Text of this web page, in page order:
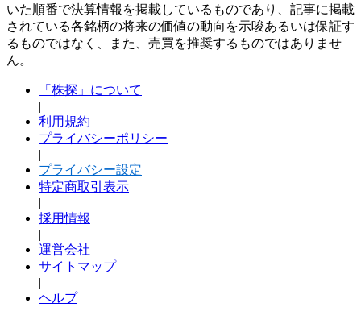
いた順番で決算情報を掲載しているものであり、記事に掲載
されている各銘柄の将来の価値の動向を示唆あるいは保証す
るものではなく、また、売買を推奨するものではありませ
ん。
「株探」について
|
利用規約
プライバシーポリシー
|
プライバシー設定
特定商取引表示
|
採用情報
|
運営会社
サイトマップ
|
ヘルプ